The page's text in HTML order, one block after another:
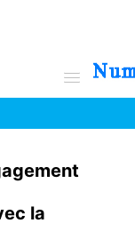
la